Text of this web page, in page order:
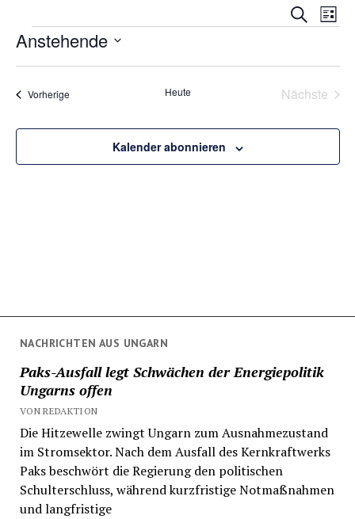
NACHRICHTEN AUS UNGARN
Paks-Ausfall legt Schwächen der Energiepolitik
Ungarns offen
VON REDAKTION
Die Hitzewelle zwingt Ungarn zum Ausnahmezustand
im Stromsektor. Nach dem Ausfall des Kernkraftwerks
Paks beschwört die Regierung den politischen
Schulterschluss, während kurzfristige Notmaßnahmen
und langfristige
Suche
SucheListe
Veranstaltungen
Anstehende
Datum
VorherigeVeranstaltungen Heute
Nächste
Kalender abonnieren